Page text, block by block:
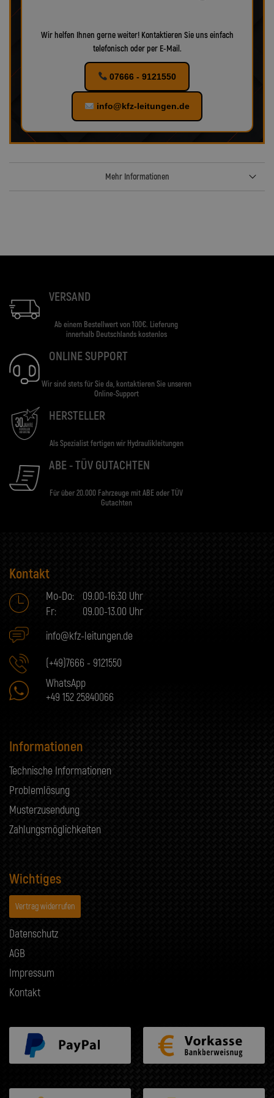
Wir helfen Ihnen gerne weiter! Kontaktieren Sie uns einfach
telefonisch oder per E-Mail.
07666 - 9121550
info@kfz-leitungen.de
Mehr Informationen
VERSAND
Ab einem Bestellwert von 100€. Lieferung
innerhalb Deutschlands kostenlos
ONLINE SUPPORT
Wir sind stets für Sie da, kontaktieren Sie unseren
Online-Support
HERSTELLER
Als Spezialist fertigen wir Hydraulikleitungen
ABE - TÜV GUTACHTEN
Für über 20.000 Fahrzeuge mit ABE oder TÜV
Gutachten
Kontakt
Mo-Do:
09.00-16:30 Uhr
Fr:
09.00-13.00 Uhr
info@kfz-leitungen.de
(+49)7666 - 9121550
WhatsApp
+49 152 25840066
Informationen
Technische Informationen
Problemlösung
Musterzusendung
Zahlungsmöglichkeiten
Wichtiges
Vertrag widerrufen
Datenschutz
AGB
Impressum
Kontakt